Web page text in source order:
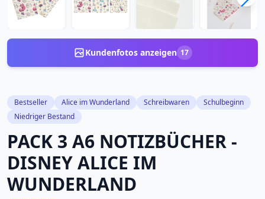
Kundenfotos anzeigen 17
Bestseller Alice im Wunderland Schreibwaren
Schulbeginn
Niedriger Bestand
PACK 3 A6 NOTIZBÜCHER -
DISNEY ALICE IM
WUNDERLAND